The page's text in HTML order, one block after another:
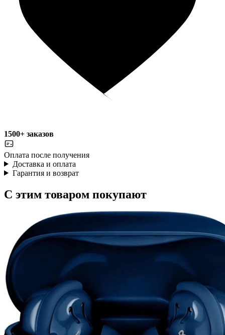
1500+ заказов
Оплата после получения
Доставка и оплата
Гарантия и возврат
С этим товаром покупают